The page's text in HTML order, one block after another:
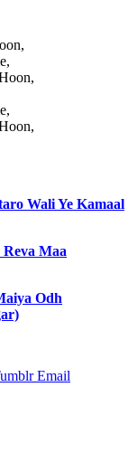
Wali Ye Kamaal
Reva Maa
Odh
Email